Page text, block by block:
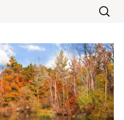
Suchen
nach: